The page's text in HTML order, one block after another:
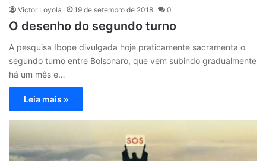
Victor Loyola 19 de setembro de 2018 0
O desenho do segundo turno
A pesquisa Ibope divulgada hoje praticamente sacramenta o
segundo turno entre Bolsonaro, que vem subindo gradualmente
há um mês e…
Leia mais »